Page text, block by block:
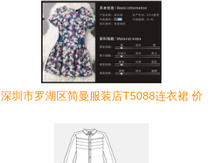
深圳市罗湖区简曼服装店T5088连衣裙 价